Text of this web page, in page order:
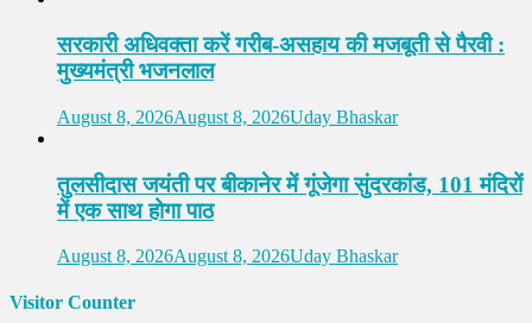
सरकारी अधिवक्ता करें गरीब-असहाय की मजबूती से पैरवी :
मुख्यमंत्री भजनलाल
August 8, 2026August 8, 2026Uday Bhaskar
तुलसीदास जयंती पर बीकानेर में गूंजेगा सुंदरकांड, 101 मंदिरों
में एक साथ होगा पाठ
August 8, 2026August 8, 2026Uday Bhaskar
Visitor Counter